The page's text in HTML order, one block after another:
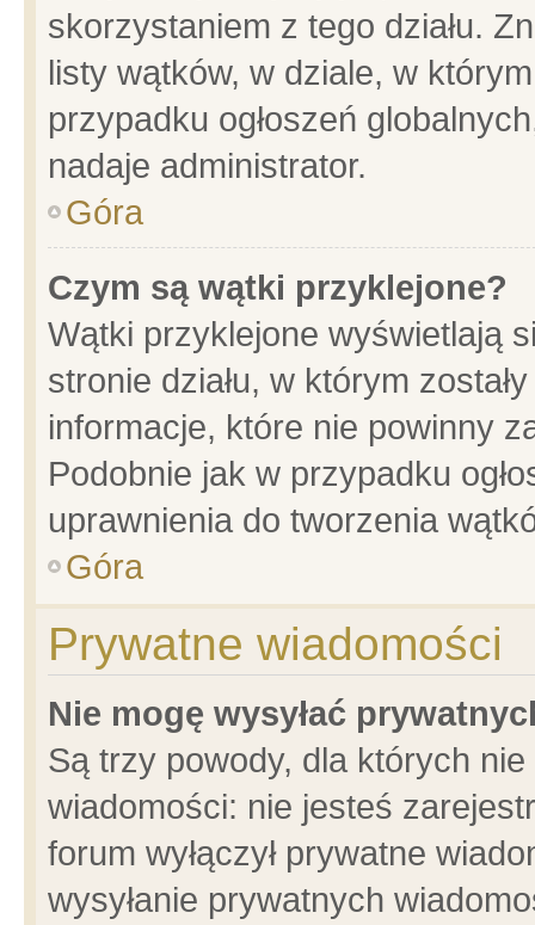
skorzystaniem z tego działu.
listy wątków, w dziale, w
przypadku ogłoszeń
nadaje administrator.
Góra
Czym są wątki przyklejone?
Wątki przyklejone wyświetlają
stronie działu, w którym
informacje, które nie powinny
Podobnie jak w przypadku
uprawnienia do tworzenia
Góra
Prywatne wiadomości
Nie mogę wysyłać
Są trzy powody, dla których
wiadomości: nie jesteś
forum wyłączył prywatne
wysyłanie prywatnych